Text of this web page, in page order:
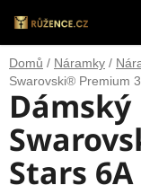
na
obsah
Domů / Náramky /
Swarovski® Premium
Stars 6A